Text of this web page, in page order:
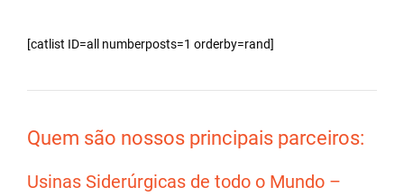
[catlist ID=all numberposts=1 orderby=rand]
Quem são nossos principais parceiros:
Usinas Siderúrgicas de todo o Mundo –